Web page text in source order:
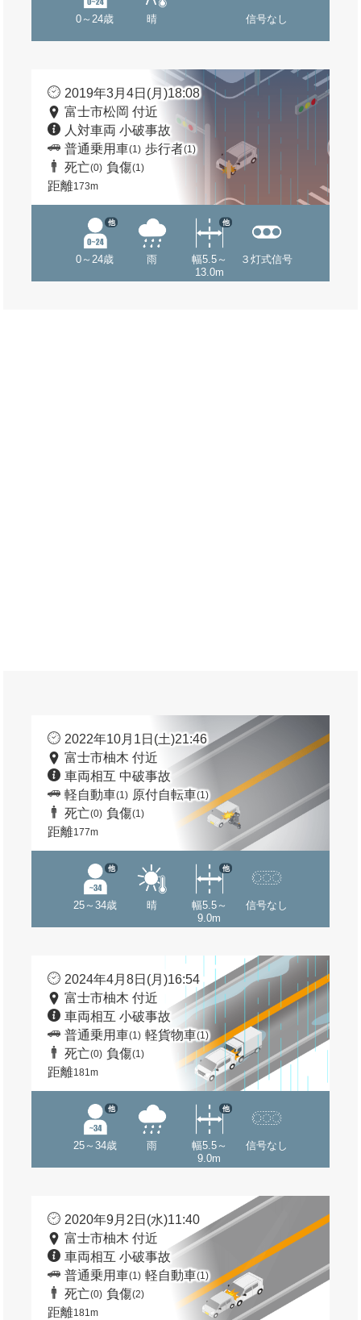
0～24歳 晴 信号なし
2019年3月4日(月)18:08
富士市松岡 付近
人対車両 小破事故
普通乗用車(1) 歩行者(1)
死亡(0) 負傷(1)
距離173m
0～24歳
他
雨
幅5.5～
13.0m
他
３灯式信号
2022年10月1日(土)21:46
富士市柚木 付近
車両相互 中破事故
軽自動車(1) 原付自転車(1)
死亡(0) 負傷(1)
距離177m
25～34歳
他
晴
幅5.5～
9.0m
他
信号なし
2024年4月8日(月)16:54
富士市柚木 付近
車両相互 小破事故
普通乗用車(1) 軽貨物車(1)
死亡(0) 負傷(1)
距離181m
25～34歳
他
雨
幅5.5～
9.0m
他
信号なし
2020年9月2日(水)11:40
富士市柚木 付近
車両相互 小破事故
普通乗用車(1) 軽自動車(1)
死亡(0) 負傷(2)
距離181m